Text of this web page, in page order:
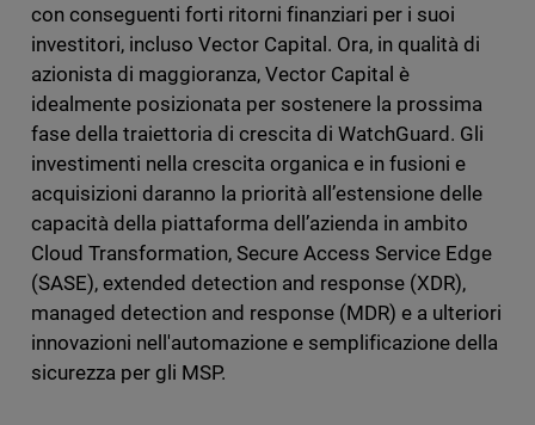
con conseguenti forti ritorni finanziari per i suoi
investitori, incluso Vector Capital. Ora, in qualità di
azionista di maggioranza, Vector Capital è
idealmente posizionata per sostenere la prossima
fase della traiettoria di crescita di WatchGuard. Gli
investimenti nella crescita organica e in fusioni e
acquisizioni daranno la priorità all’estensione delle
capacità della piattaforma dell’azienda in ambito
Cloud Transformation, Secure Access Service Edge
(SASE), extended detection and response (XDR),
managed detection and response (MDR) e a ulteriori
innovazioni nell'automazione e semplificazione della
sicurezza per gli MSP.